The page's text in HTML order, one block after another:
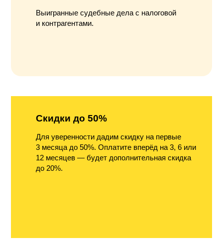
Выигранные судебные дела с налоговой
и контрагентами.
Скидки до 50%
Для уверенности дадим скидку на первые
3 месяца до 50%. Оплатите вперёд на 3, 6 или
12 месяцев — будет дополнительная скидка
до 20%.